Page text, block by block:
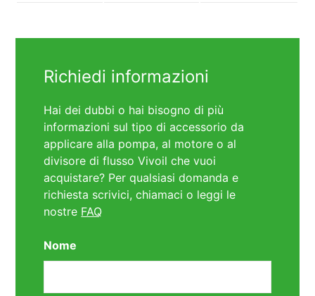
Richiedi informazioni
Hai dei dubbi o hai bisogno di più
informazioni sul tipo di accessorio da
applicare alla pompa, al motore o al
divisore di flusso Vivoil che vuoi
acquistare? Per qualsiasi domanda e
richiesta scrivici, chiamaci o leggi le
nostre FAQ
Nome